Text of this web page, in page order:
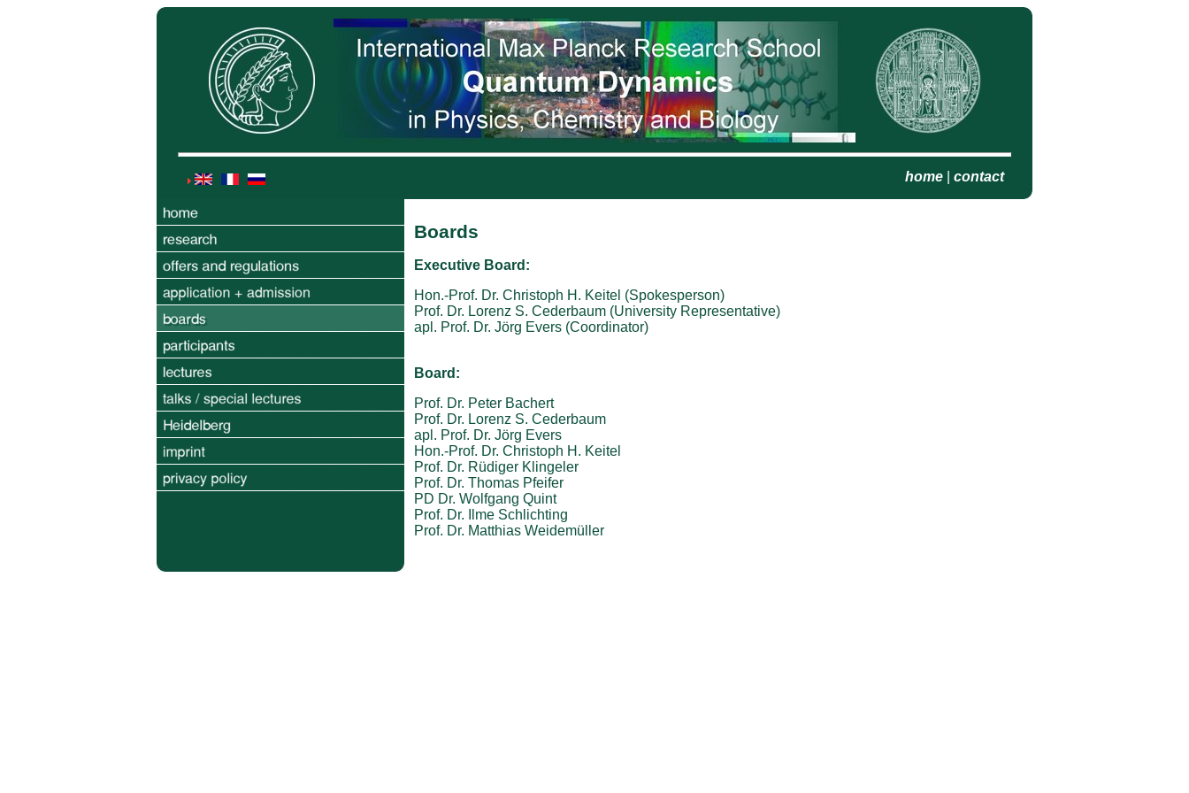
home contact
Boards
Executive Board:
Hon.-Prof. Dr. Christoph H. Keitel (Spokesperson)
Prof. Dr. Lorenz S. Cederbaum (University Representative)
apl. Prof. Dr. Jörg Evers (Coordinator)
Board:
Prof. Dr. Peter Bachert
Prof. Dr. Lorenz S. Cederbaum
apl. Prof. Dr. Jörg Evers
Hon.-Prof. Dr. Christoph H. Keitel
Prof. Dr. Rüdiger Klingeler
Prof. Dr. Thomas Pfeifer
PD Dr. Wolfgang Quint
Prof. Dr. Ilme Schlichting
Prof. Dr. Matthias Weidemüller